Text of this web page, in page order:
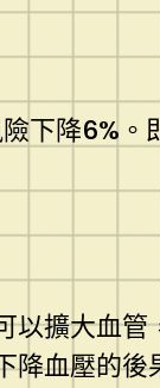
下降6%。
以擴大血管
降血壓的後